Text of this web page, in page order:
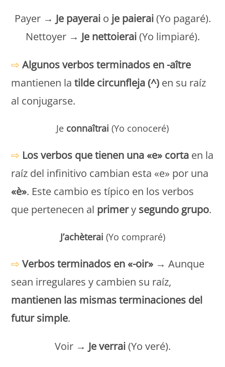
Payer → Je payeraio je paierai(Yo pagaré).
Nettoyer → Je nettoierai(Yo limpiaré).
⇨ Algunos verbos terminados en -aître
mantienen latilde circunfleja (^) en su raíz
al conjugarse.
Je connaîtrai (Yo conoceré)
⇨ Los verbos que tienen una «e» corta en la
raíz del infinitivo cambian esta «e» por una
«è». Este cambio es típico en los verbos
que pertenecen al primery segundo grupo.
J’achèterai (Yo compraré)
⇨ Verbos terminados en «-oir» → Aunque
sean irregulares y cambien su raíz,
mantienen las mismas terminaciones del
futur simple.
Voir → Je verrai(Yo veré).